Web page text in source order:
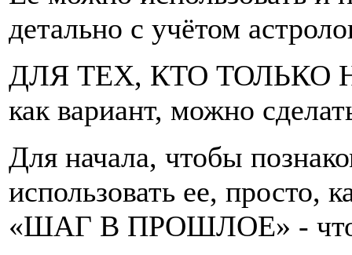
детально с учётом
ДЛЯ ТЕХ, КТО ТОЛЬКО
как вариант, можно
Для начала, чтобы
использовать ее, просто,
«ШАГ В ПРОШЛОЕ» - что